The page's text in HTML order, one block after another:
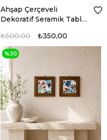
Ahşap Çerçeveli
Dekoratif Seramik Tablo
₺350,00
₺500,00
%30